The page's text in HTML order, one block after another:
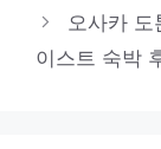
오사카
이스트 숙박